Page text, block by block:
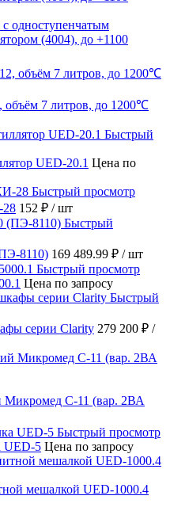
одноступенчатым
(4004), до +1100
объём 7 литров, до 1200℃
Быстрый
UED-20.1 Цена по
Быстрый просмотр
28 152 ₽ / шт
Быстрый
8110) 169 489.99 ₽ / шт
Быстрый просмотр
Цена по запросу
Быстрый
серии Clarity 279 200 ₽ /
Микромед С-11 (вар. 2ВА
Быстрый просмотр
UED-5 Цена по запросу
мешалкой UED-1000.4